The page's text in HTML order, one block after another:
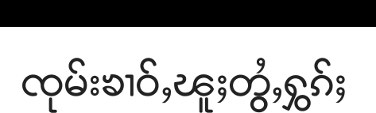
ၸုမ်းၶၢဝ်ႇၽူႈတွႆႇႁွၵ်ႈ